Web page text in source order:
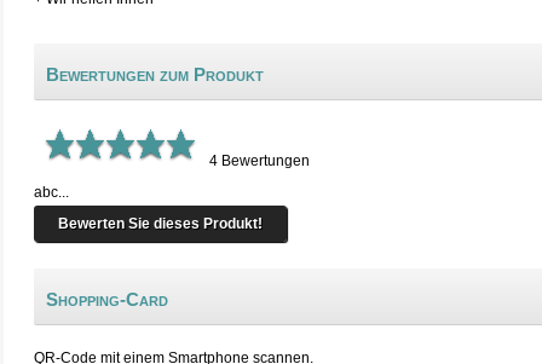
Bewertungen zum Produkt
4 Bewertungen
abc...
Bewerten Sie dieses Produkt!
Shopping-Card
QR-Code mit einem Smartphone scannen.